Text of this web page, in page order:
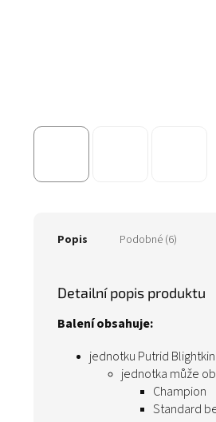
Popis Podobné (6)
Detailní popis produktu
Balení obsahuje:
jednotku Putrid
jednotka může
Champion
Standard